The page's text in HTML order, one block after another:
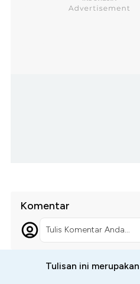
Komentar
Tulis Komentar Anda...
Tulisan ini